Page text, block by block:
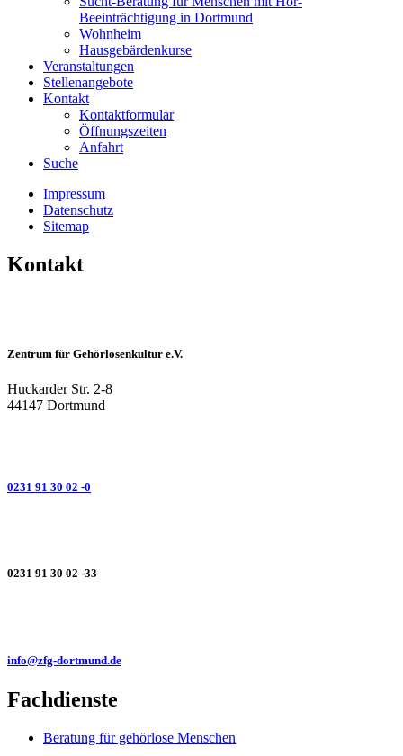
Beeinträchtigung in Dortmund
Wohnheim
Hausgebärdenkurse
Veranstaltungen
Stellenangebote
Kontakt
Kontaktformular
Öffnungszeiten
Anfahrt
Suche
Impressum
Datenschutz
Sitemap
Kontakt
Zentrum für Gehörlosenkultur e.V.
Huckarder Str. 2-8
44147 Dortmund
0231 91 30 02 -0
0231 91 30 02 -33
info@zfg-dortmund.de
Fachdienste
Beratung für gehörlose Menschen